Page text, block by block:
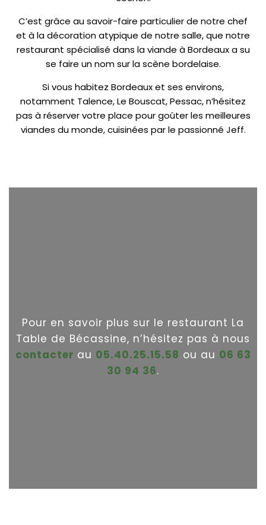
C’est grâce au savoir-faire particulier de notre chef
et à la décoration atypique de notre salle, que notre
restaurant spécialisé dans la viande à Bordeaux a su
se faire un nom sur la scène bordelaise.
Si vous habitez Bordeaux et ses environs,
notamment Talence, Le Bouscat, Pessac, n’hésitez
pas à réserver votre place pour goûter les meilleures
viandes du monde, cuisinées par le passionné Jeff.
Pour en savoir plus sur le restaurant La
Table de Bécassine, n’hésitez pas à nous
contacter au 05.40.25.15.58 ou au 06 63
30 94 36.